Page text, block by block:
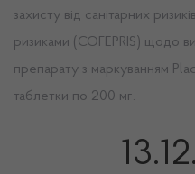
захисту від санітарних
ризиками (COFEPRIS) щодо
препарату з маркуванням
таблетки по 200 мг.